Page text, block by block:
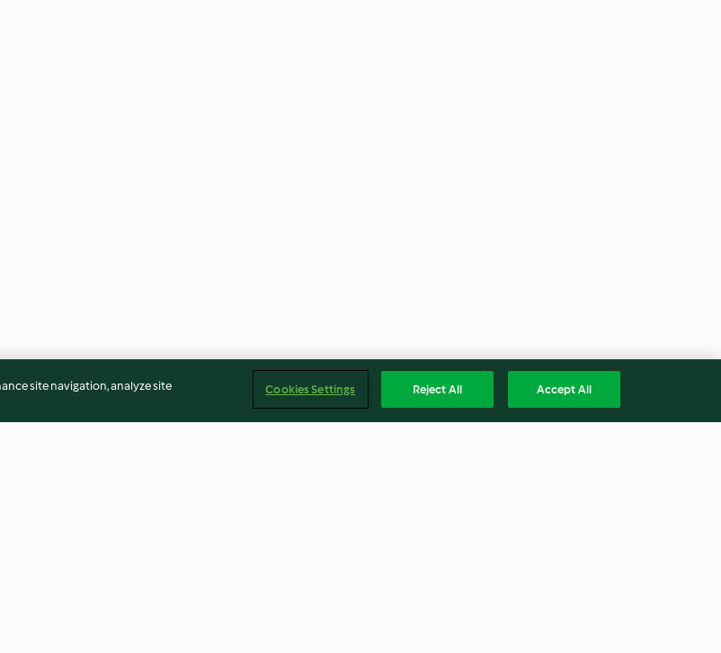
site navigation, analyze site
Cookies Settings Reject All Accept All